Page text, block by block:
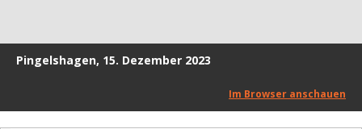
Pingelshagen, 15. Dezember 2023
Im Browser anschauen